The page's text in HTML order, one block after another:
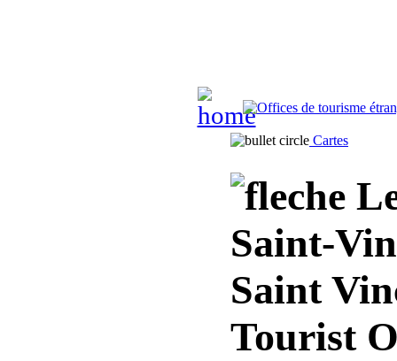
Cartes
Saint-
Saint
Tourist